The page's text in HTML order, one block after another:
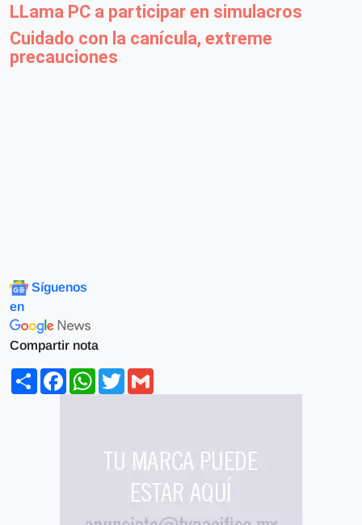
LLama PC a participar en simulacros
Cuidado con la canícula, extreme
precauciones
Síguenos
en
Compartir nota
ShareFacebookWhatsApp
Twitter